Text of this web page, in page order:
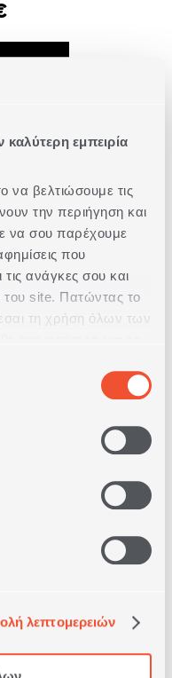
εμπειρία
να βελτιώσουμε τις
την περιήγηση και
να σου παρέχουμε
που
τις ανάγκες σου και
του site. Πατώντας το
τη χρήση όλων των
λεπτομερειών